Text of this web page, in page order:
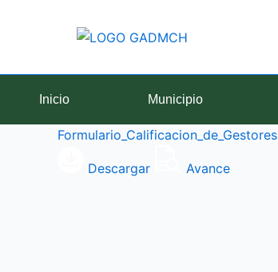
Inicio Municipio
Formulario_Calificacion_de_Gestores
Descargar Avance